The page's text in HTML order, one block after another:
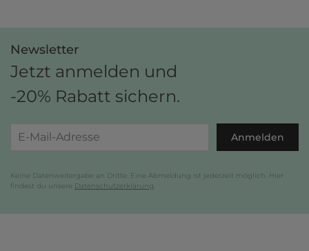
Newsletter
Jetzt anmelden und
-20% Rabatt sichern.
Anmelden
Keine Datenweitergabe an Dritte. Eine Abmeldung ist jederzeit möglich. Hier
findest du unsere Datenschutzerklärung